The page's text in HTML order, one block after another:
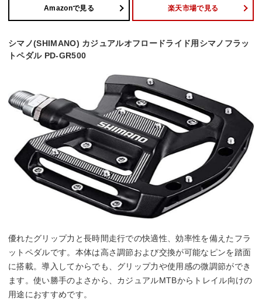
Amazonで見る 楽天市場で見る
シマノ(SHIMANO) カジュアルオフロードライド用シマノフラッ
トペダル PD-GR500
優れたグリップ力と長時間走行での快適性、効率性を備えたフラ
ットペダルです。本体は高さ調節および交換が可能なピンを踏面
に搭載。導入してからでも、グリップ力や使用感の微調節ができ
ます。使い勝手のよさから、カジュアルMTBからトレイル向けの
用途におすすめです。